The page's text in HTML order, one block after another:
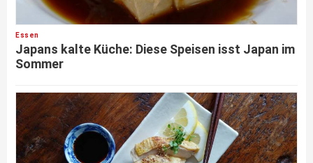
Essen
Japans kalte Küche: Diese Speisen isst Japan im
Sommer